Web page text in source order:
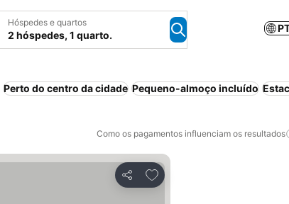
Hóspedes e quartos
2 hóspedes, 1 quarto.
Perto do centro da cidade Pequeno-almoço incluído
Como os pagamentos influenciam os resultados
Partilhar
Adicionar aos favoritos